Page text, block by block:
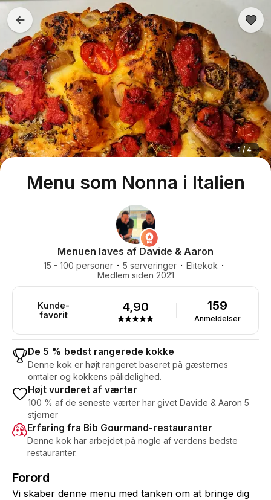
Menu som Nonna i Italien
1 / 4
Menuen laves af Davide & Aaron
15 - 100 personer 5 serveringer
Elitekok
Medlem siden 2021
Kunde-
favorit
4,90 159
Anmeldelser
De 5 % bedst rangerede kokke
Denne kok er højt rangeret baseret på gæsternes
omtaler og kokkens pålidelighed.
Højt vurderet af værter
100 % af de seneste værter har givet Davide & Aaron 5
stjerner
Erfaring fra Bib Gourmand-restauranter
Denne kok har arbejdet på nogle af verdens bedste
restauranter.
Forord
Vi skaber denne menu med tanken om at bringe dig